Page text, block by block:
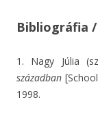
Bibliográfia
1. Nagy Júlia
században
1998.